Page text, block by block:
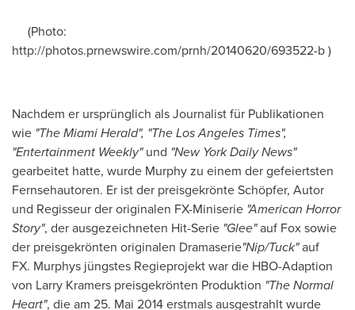
(Photo:
http://photos.prnewswire.com/prnh/20140620/693522-b )
Nachdem er ursprünglich als Journalist für Publikationen
wie "TheMiamiHerald", "TheLos Angeles Times",
"Entertainment Weekly"und "New York Daily News"
gearbeitet hatte, wurde Murphy zu einem der gefeiertsten
Fernsehautoren. Er ist der preisgekrönte Schöpfer, Autor
und Regisseur der originalen FX-Miniserie "American Horror
Story", der ausgezeichneten Hit-Serie "Glee"auf Fox sowie
der preisgekrönten originalen Dramaserie"Nip/Tuck"auf
FX. Murphys jüngstes Regieprojekt war die HBO-Adaption
von Larry Kramers preisgekrönten Produktion "The Normal
Heart", die am 25. Mai 2014 erstmals ausgestrahlt wurde